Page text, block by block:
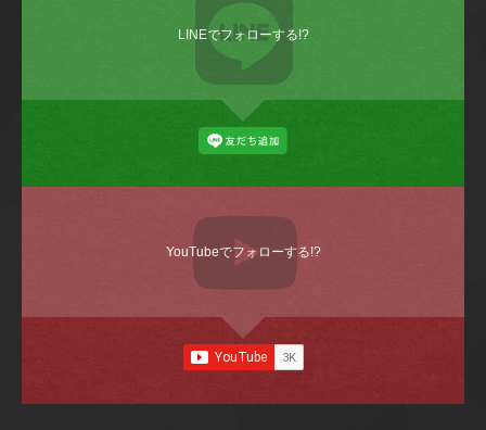
LINEでフォローする!?
YouTubeでフォローする!?